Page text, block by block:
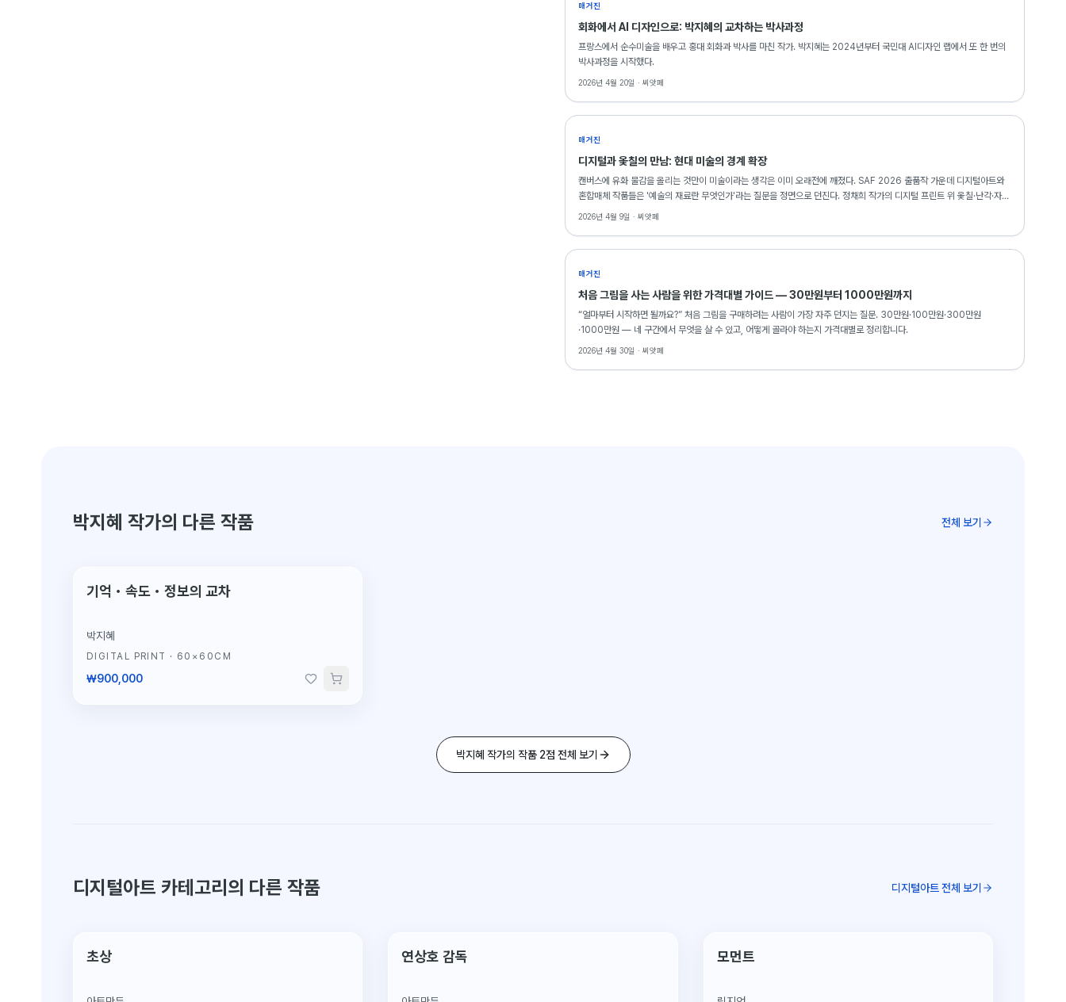
매거진
회화에서 AI 디자인으로: 박지혜의 교차하는 박사과정
프랑스에서 순수미술을 배우고 홍대 회화과 박사를 마친 작가. 박지혜는 2024년부터 국민대 AI디자인 랩에서 또 한 번의
박사과정을 시작했다.
2026년 4월 20일 · 씨앗페
매거진
디지털과 옻칠의 만남: 현대 미술의 경계 확장
캔버스에 유화 물감을 올리는 것만이 미술이라는 생각은 이미 오래전에 깨졌다. SAF 2026 출품작 가운데 디지털아트와
혼합매체 작품들은 '예술의 재료란 무엇인가'라는 질문을 정면으로 던진다. 정채희 작가의 디지털 프린트 위 옻칠·난각·자개
작업은 그 가장 선명한 사례다.
2026년 4월 9일 · 씨앗페
매거진
처음 그림을 사는 사람을 위한 가격대별 가이드 — 30만원부터 1000만원까지
“얼마부터 시작하면 될까요?” 처음 그림을 구매하려는 사람이 가장 자주 던지는 질문. 30만원·100만원·300만원
·1000만원 — 네 구간에서 무엇을 살 수 있고, 어떻게 골라야 하는지 가격대별로 정리합니다.
2026년 4월 30일 · 씨앗페
박지혜 작가의 다른 작품 전체 보기
디지털 한정판
기억・속도・정보의 교차
박지혜
DIGITAL PRINT · 60×60CM
₩900,000
박지혜 작가의 작품 2점 전체 보기
디지털아트 카테고리의 다른 작품 디지털아트 전체 보기
디지털 한정판 1/5
초상 디지털 한정판 1/5
연상호 감독 디지털 한정판 1/5
모먼트